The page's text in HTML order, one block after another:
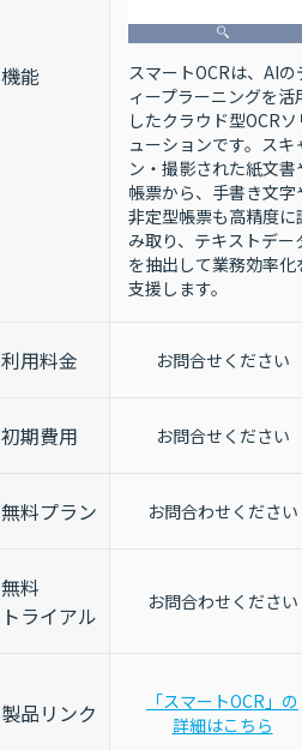
機能
スマートOCRは、AIの
ィープラーニングを活
したクラウド型OCRソ
ューションです。スキ
ン・撮影された紙文書
帳票から、手書き文字
非定型帳票も高精度に
み取り、テキストデー
を抽出して業務効率化
支援します。
利用料金 お問合せください
初期費用 お問合せください
無料プラン お問合わせください
無料
トライアル
お問合わせください
製品リンク
「スマートOCR」の
詳細はこちら